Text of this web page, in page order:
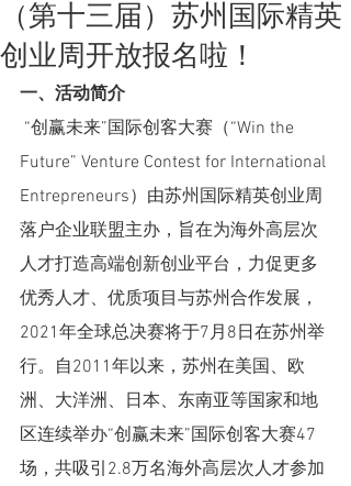
（第十三届）苏州国际精英
创业周开放报名啦！
一、活动简介
Future” Venture Contest for International
Entrepreneurs）由苏州国际精英创业周
落户企业联盟主办，旨在为海外高层次
人才打造高端创新创业平台，力促更多
优秀人才、优质项目与苏州合作发展，
2021年全球总决赛将于7月8日在苏州举
行。自2011年以来，苏州在美国、欧
洲、大洋洲、日本、东南亚等国家和地
区连续举办“创赢未来”国际创客大赛47
场，共吸引2.8万名海外高层次人才参加